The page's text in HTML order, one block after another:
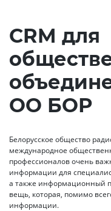
CRM для
ОО БОР
Белорусское общество
международное
профессионалов очень
информации для
а также информационный
вещь, которая, помимо
информации.